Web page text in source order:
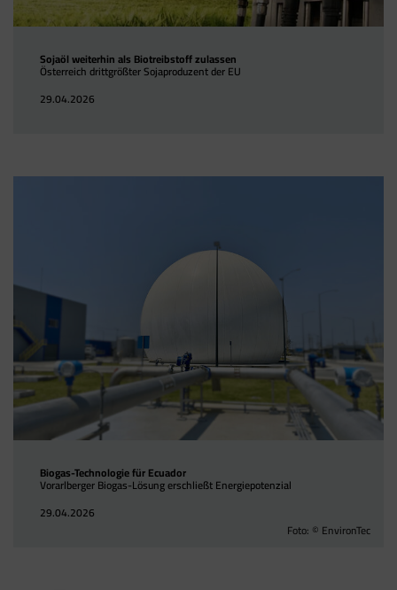
Sojaöl weiterhin als Biotreibstoff zulassen
Österreich drittgrößter Sojaproduzent der EU
29.04.2026
Foto: © EnvironTec
Biogas-Technologie für Ecuador
Vorarlberger Biogas-Lösung erschließt Energiepotenzial
29.04.2026